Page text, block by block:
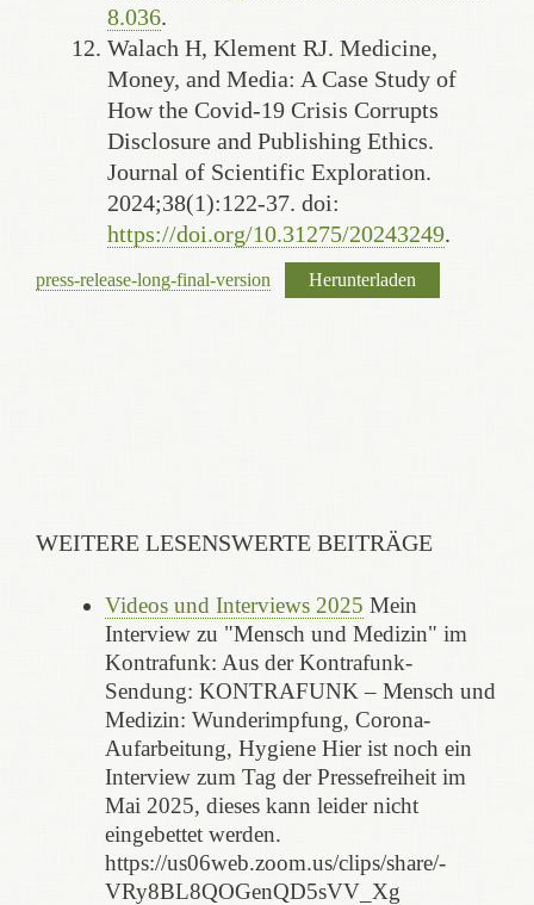
8.036.
Walach H, Klement RJ. Medicine,
Money, and Media: A Case Study of
How the Covid-19 Crisis Corrupts
Disclosure and Publishing Ethics.
Journal of Scientific Exploration.
2024;38(1):122-37. doi:
https://doi.org/10.31275/20243249.
press-release-long-final-version Herunterladen
WEITERE LESENSWERTE BEITRÄGE
Videos und Interviews 2025 Mein
Interview zu "Mensch und Medizin" im
Kontrafunk: Aus der Kontrafunk-
Sendung: KONTRAFUNK – Mensch und
Medizin: Wunderimpfung, Corona-
Aufarbeitung, Hygiene Hier ist noch ein
Interview zum Tag der Pressefreiheit im
Mai 2025, dieses kann leider nicht
eingebettet werden.
https://us06web.zoom.us/clips/share/-
VRy8BL8QOGenQD5sVV_Xg